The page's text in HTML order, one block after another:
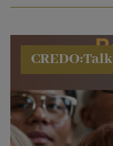
CREDO:Talk